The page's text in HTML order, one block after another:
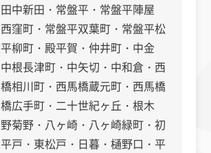
中新田・常盤平・常盤平陣屋
窪町・常盤平双葉町・常盤平松
柳町・殿平賀・仲井町・中金
根長津町・中矢切・中和倉・西
相川町・西馬橋蔵元町・西馬橋
広手町・二十世紀ヶ丘・根木
菊野・八ヶ崎・八ヶ崎緑町・初
戸・東松戸・日暮・樋野口・平